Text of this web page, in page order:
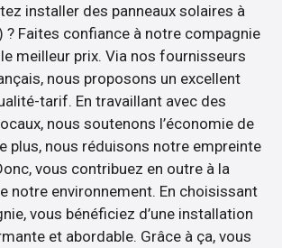
installer des panneaux solaires à
? Faites confiance à notre compagnie
meilleur prix. Via nos fournisseurs
nous proposons un excellent
tarif. En travaillant avec des
nous soutenons l’économie de
plus, nous réduisons notre empreinte
vous contribuez en outre à la
notre environnement. En choisissant
vous bénéficiez d’une installation
et abordable. Grâce à ça, vous